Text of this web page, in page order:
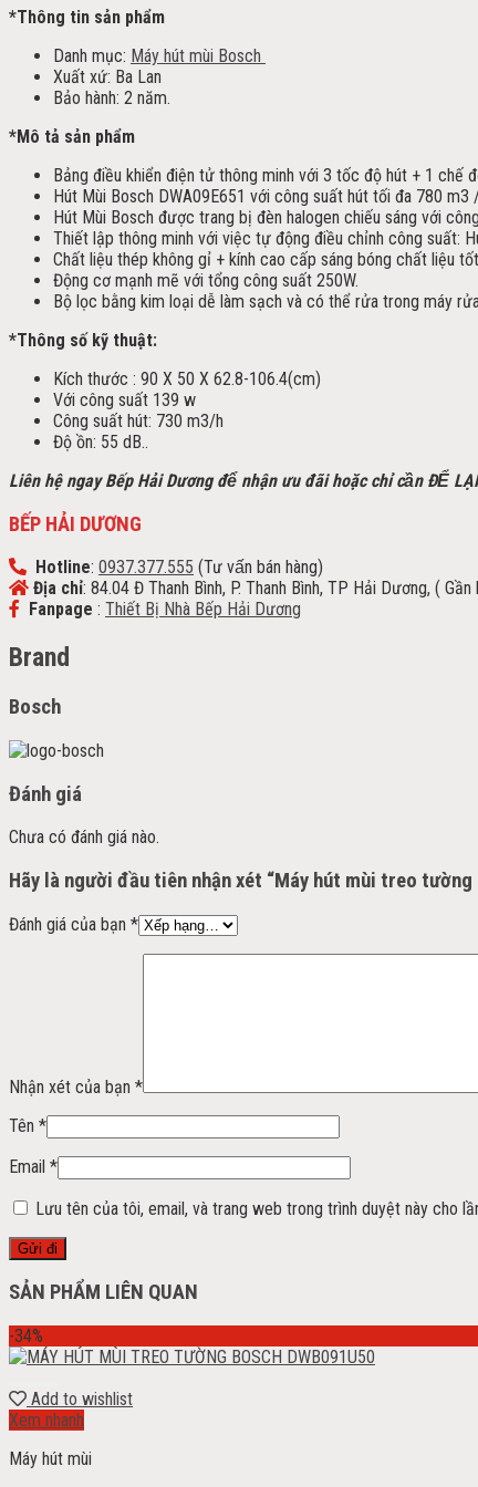
*Thông tin sản phẩm
Danh mục: Máy hút mùi Bosch
Xuất xứ: Ba Lan
Bảo hành: 2 năm.
*Mô tả sản phẩm
Bảng điều khiển điện tử thông minh với 3 tốc độ hút + 1 chế
Hút Mùi Bosch DWA09E651 với công suất hút tối đa 780
Hút Mùi Bosch được trang bị đèn halogen chiếu sáng với
Thiết lập thông minh với việc tự động điều chỉnh công suất:
Chất liệu thép không gỉ + kính cao cấp sáng bóng chất liệu
Động cơ mạnh mẽ với tổng công suất 250W.
Bộ lọc bằng kim loại dễ làm sạch và có thể rửa trong máy
*Thông số kỹ thuật:
Kích thước : 90 X 50 X 62.8-106.4(cm)
Với công suất 139 w
Công suất hút: 730 m3/h
Độ ồn: 55 dB..
Liên hệ ngay Bếp Hải Dương để nhận ưu đãi hoặc chỉ cần ĐỂ
BẾP HẢI DƯƠNG
Hotline: 0937.377.555 (Tư vấn bán hàng)
Địa chỉ: 84.04 Đ Thanh Bình, P. Thanh Bình, TP Hải Dương, (
Fanpage : Thiết Bị Nhà Bếp Hải Dương
Brand
Bosch
Đánh giá
Chưa có đánh giá nào.
Hãy là người đầu tiên nhận xét “Máy hút mùi treo tường
Đánh giá của bạn *
Nhận xét của bạn *
Tên *
Email *
Lưu tên của tôi, email, và trang web trong trình duyệt này cho
SẢN PHẨM LIÊN QUAN
-34%
Add to wishlist
Xem nhanh
Máy hút mùi